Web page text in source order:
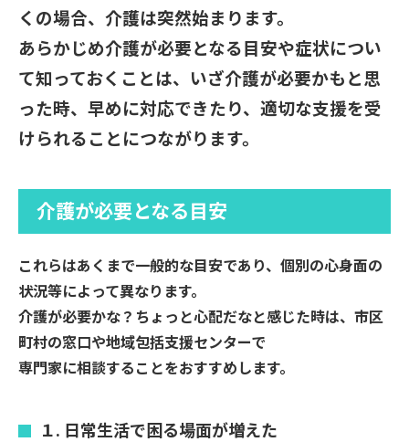
くの場合、介護は突然始まります。
あらかじめ介護が必要となる目安や症状につい
て知っておくことは、いざ介護が必要かもと思
った時、早めに対応できたり、適切な支援を受
けられることにつながります。
介護が必要となる目安
これらはあくまで一般的な目安であり、個別の心身面の
状況等によって異なります。
介護が必要かな？ちょっと心配だなと感じた時は、市区
町村の窓口や地域包括支援センターで
専門家に相談することをおすすめします。
１. 日常生活で困る場面が増えた